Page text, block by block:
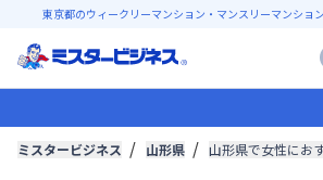
東京都のウィークリーマンション・マンスリーマンショ
ミスタービジネス 山形県 山形県で女性にお